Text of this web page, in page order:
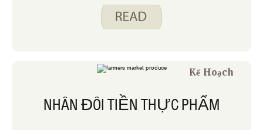
Spend Smart. Ăn uống thông minh. các
blogger qua tháng Sáu! Bạn đã thử món
những công thức nấu ăn yêu thích của
tôi trên trang web của chúng tôi. Nó
quýt tươi sáng có phần bất ngờ trong
Kế Hoạch
NHÂN ĐÔI TIỀN THỰC PHẨM